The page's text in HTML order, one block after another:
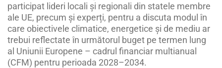
participat lideri locali și regionali din statele membre
ale UE, precum și experți, pentru a discuta modul în
care obiectivele climatice, energetice și de mediu ar
trebui reflectate în următorul buget pe termen lung
al Uniunii Europene – cadrul financiar multianual
(CFM) pentru perioada 2028–2034.